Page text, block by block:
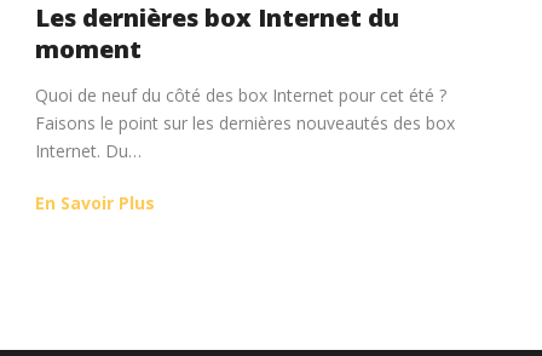
Les dernières box Internet du
moment
Quoi de neuf du côté des box Internet pour cet été ?
Faisons le point sur les dernières nouveautés des box
Internet. Du…
En Savoir Plus